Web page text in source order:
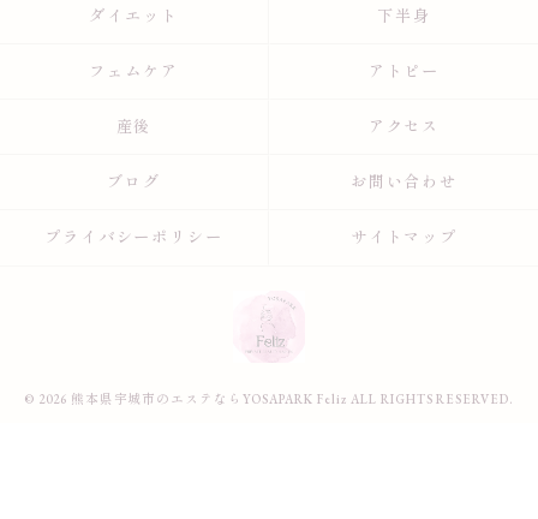
ダイエット 下半身
フェムケア アトピー
産後 アクセス
ブログ お問い合わせ
プライバシーポリシー サイトマップ
© 2026 熊本県宇城市のエステならYOSAPARK Feliz ALL RIGHTS RESERVED.